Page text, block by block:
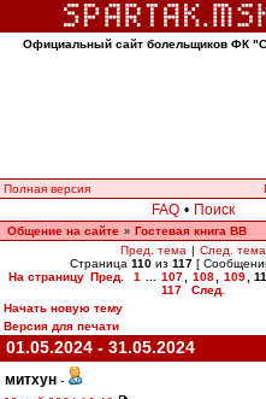
Официальный сайт болельщиков ФК
Полная версия
FAQ • Поиск
Общение на сайте » Гостевая книга ВВ
Пред. тема | След. тема
Страница 110 из 117 [
На страницу Пред. 1 107 108 109
117
След.
Начать новую тему
Версия для печати
01.05.2024 - 31.05.2024
митхун -